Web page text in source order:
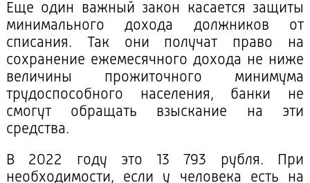
Еще один важный закон касается защиты
минимального дохода должников от
списания. Так они получат право на
сохранение ежемесячного дохода не ниже
величины прожиточного минимума
трудоспособного населения, банки не
смогут обращать взыскание на эти
средства.
В 2022 году это 13 793 рубля. При
необходимости, если у человека есть на